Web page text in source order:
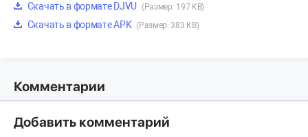
Скачать в формате DJVU (Размер: 197 KB)
Скачать в формате APK (Размер: 383 KB)
Комментарии
Добавить комментарий